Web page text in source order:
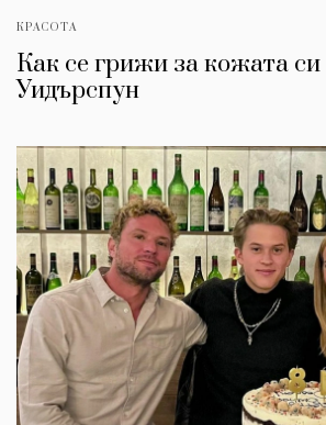
КРАСОТА
Как се грижи за кожата
Уидърспун